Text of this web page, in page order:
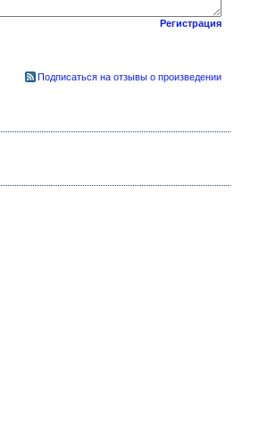
Регистрация
Подписаться на отзывы о произведении